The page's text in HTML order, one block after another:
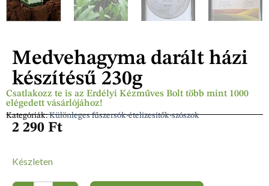
Csatlakozz te is az Erdélyi Kézműves Bolt több mint 1000
elégedett vásárlójához!
Kategóriák:Különleges fűszersók-ételízesítők-szószok
Medvehagyma darált házi
készítésű 230g
2 290 Ft
Készleten